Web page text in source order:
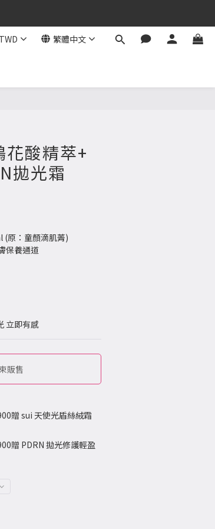
TWD 繁體中文
酸精萃+
拋光霜
(原：童顏滴肌菁)
保養通道
立即有感
販售
贈 sui 天使光盾絲絨霜
贈 PDRN 拋光修護輕盈